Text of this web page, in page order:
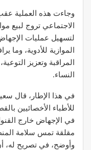
وجاءت هذه العملية
الاجتماعي تروج لبيع
لتسهيل عمليات
الموازية للأدوية،
المراقبة وتعزيز
النساء.
في هذا الإطار، قال
للأطباء الأخصائيين
في الإجهاض خارج
مقلقة تمس سلامة
وأوضح، في تصريح له،